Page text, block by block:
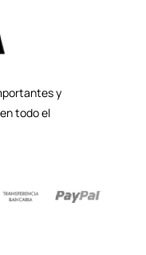
y
todo el